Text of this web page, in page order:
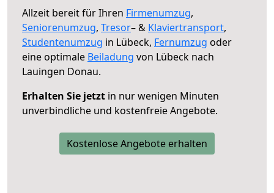
Allzeit bereit für Ihren Firmenumzug,
Seniorenumzug, Tresor– & Klaviertransport,
Studentenumzug in Lübeck, Fernumzug oder
eine optimale Beiladung von Lübeck nach
Lauingen Donau.
Erhalten Sie jetzt in nur wenigen Minuten
unverbindliche und kostenfreie Angebote.
Kostenlose Angebote erhalten